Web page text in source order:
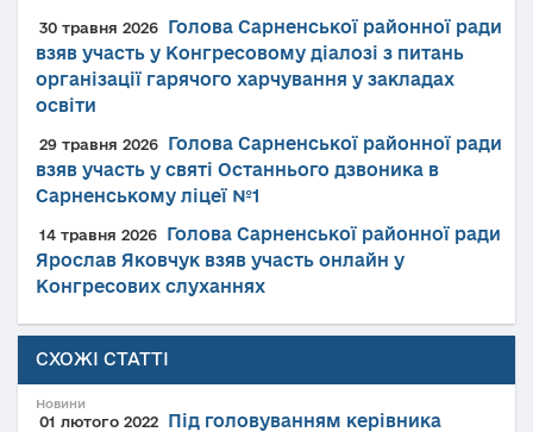
30 травня 2026
Голова Сарненської районної ради
взяв участь у Конгресовому діалозі з питань
організації гарячого харчування у закладах
освіти
29 травня 2026
Голова Сарненської районної ради
взяв участь у святі Останнього дзвоника в
Сарненському ліцеї №1
14 травня 2026
Голова Сарненської районної ради
Ярослав Яковчук взяв участь онлайн у
Конгресових слуханнях
СХОЖІ СТАТТІ
Новини
01 лютого 2022
Під головуванням керівника